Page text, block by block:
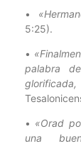
•
5:25).
•
palabra
glorificada,
• «Orad
una